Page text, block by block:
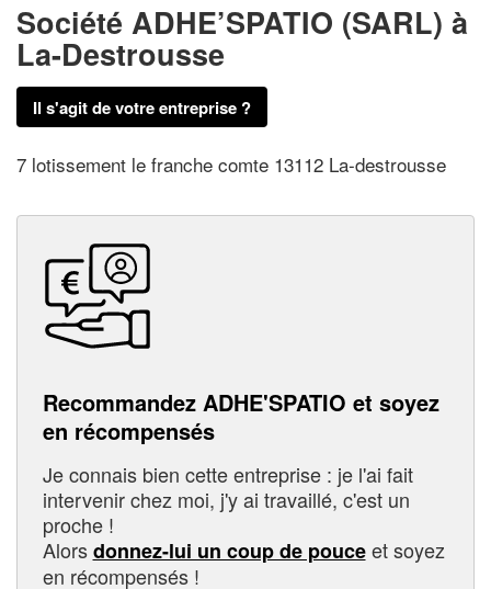
Société ADHE’SPATIO (SARL) à
La-Destrousse
Il s'agit de votre entreprise ?
7 lotissement le franche comte 13112 La-destrousse
Recommandez ADHE'SPATIO et soyez
en récompensés
Je connais bien cette entreprise : je l'ai fait
intervenir chez moi, j'y ai travaillé, c'est un
proche !
Alorsdonnez-lui un coup de pouceet soyez
en récompensés !